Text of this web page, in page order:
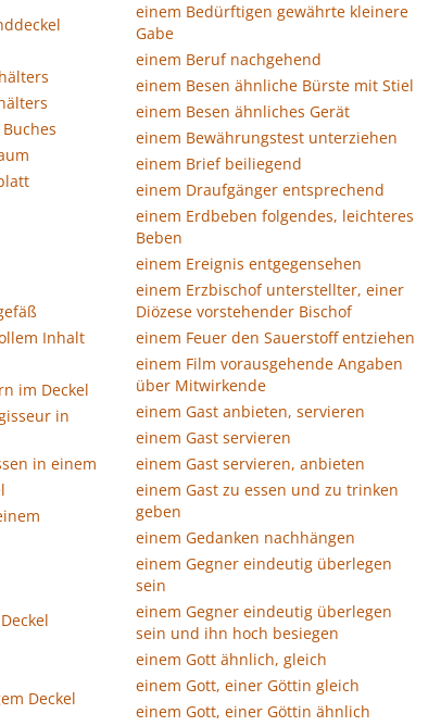
Inhalt
im Deckel
in
in einem
Deckel
einem Bedürftigen gewährte kleinere
Gabe
einem Beruf nachgehend
einem Besen ähnliche Bürste mit Stiel
einem Besen ähnliches Gerät
einem Bewährungstest unterziehen
einem Brief beiliegend
einem Draufgänger entsprechend
einem Erdbeben folgendes, leichteres
Beben
einem Ereignis entgegensehen
einem Erzbischof unterstellter, einer
Diözese vorstehender Bischof
einem Feuer den Sauerstoff entziehen
einem Film vorausgehende Angaben
über Mitwirkende
einem Gast anbieten, servieren
einem Gast servieren
einem Gast servieren, anbieten
einem Gast zu essen und zu trinken
geben
einem Gedanken nachhängen
einem Gegner eindeutig überlegen
sein
einem Gegner eindeutig überlegen
sein und ihn hoch besiegen
einem Gott ähnlich, gleich
einem Gott, einer Göttin gleich
einem Gott, einer Göttin ähnlich